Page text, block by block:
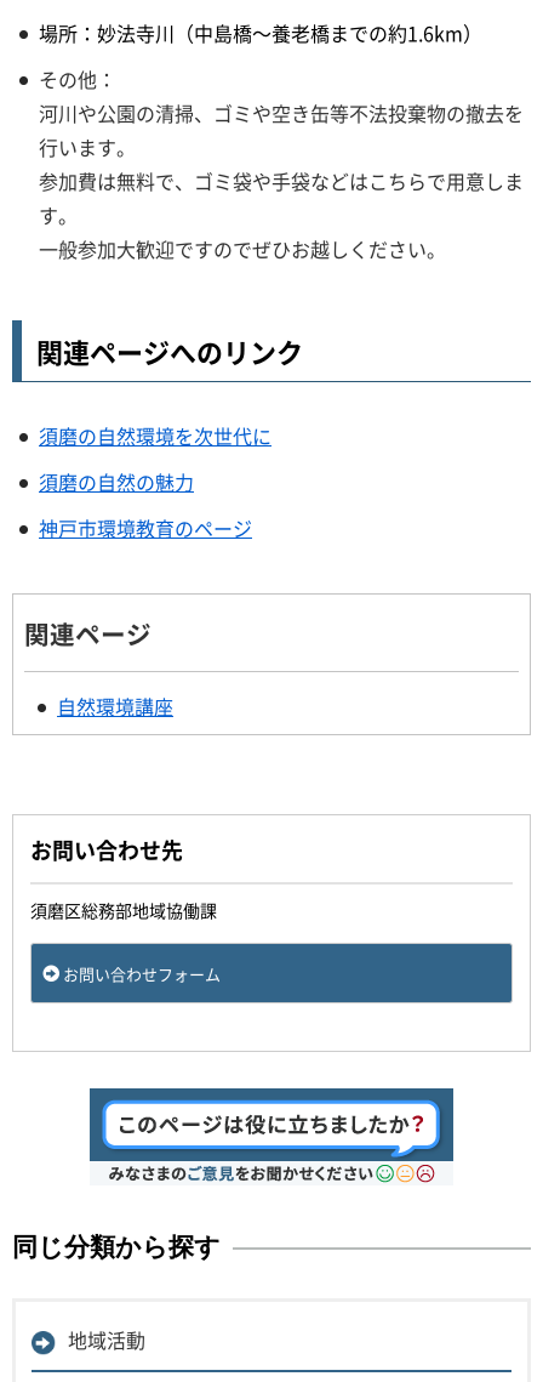
場所：妙法寺川（中島橋～養老橋までの約1.6km）
その他：
河川や公園の清掃、ゴミや空き缶等不法投棄物の撤去を
行います。
参加費は無料で、ゴミ袋や手袋などはこちらで用意しま
す。
一般参加大歓迎ですのでぜひお越しください。
関連ページへのリンク
須磨の自然環境を次世代に
須磨の自然の魅力
神戸市環境教育のページ
関連ページ
自然環境講座
お問い合わせ先
須磨区総務部地域協働課
お問い合わせフォーム
同じ分類から探す
地域活動